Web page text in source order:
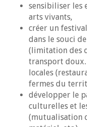
sensibiliser les
arts vivants,
créer un
dans le souci
(limitation des
transport
locales
fermes du
développer le
culturelles et
(mutualisation